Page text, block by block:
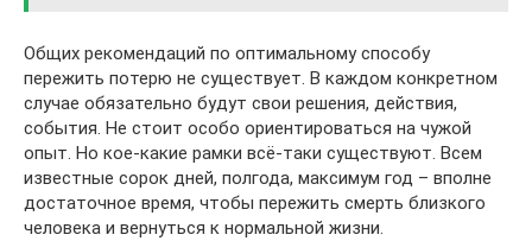
Общих рекомендаций по оптимальному способу
пережить потерю не существует. В каждом конкретном
случае обязательно будут свои решения, действия,
события. Не стоит особо ориентироваться на чужой
опыт. Но кое-какие рамки всё-таки существуют. Всем
известные сорок дней, полгода, максимум год – вполне
достаточное время, чтобы пережить смерть близкого
человека и вернуться к нормальной жизни.